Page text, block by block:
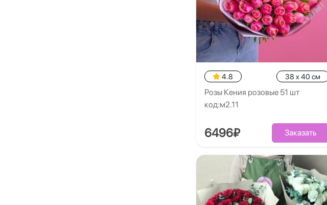
4.8 38 x 40 см
Розы Кения розовые 51 шт
код:м2.11
6496₽ Заказать